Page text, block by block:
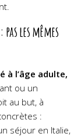
les mêmes
à l’âge adulte,
ou un
au but, à
:
séjour en Italie,